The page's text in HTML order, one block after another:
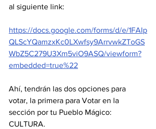
al siguiente link:
https://docs.google.com/forms/d/e/1FAIp
QLScYQamzxKc0LXwfsy9ArrvwkZToGS
WbZ5C279U3Xm5viO9ASQ/viewform?
embedded=true%22
Ahí, tendrán las dos opciones para
votar, la primera para Votar en la
sección por tu Pueblo Mágico:
CULTURA.